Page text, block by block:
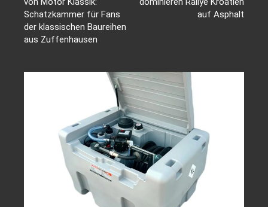
Schatzkammer für Fans
der klassischen Baureihen
aus Zuffenhausen
auf Asphalt